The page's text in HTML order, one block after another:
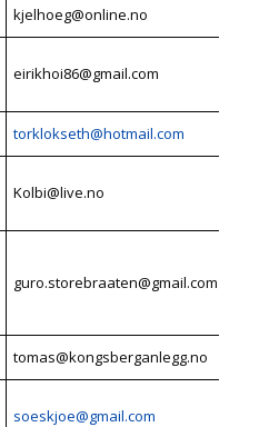
kjelhoeg@online.no
eirikhoi86@gmail.com
torklokseth@hotmail.com
Kolbi@live.no
guro.storebraaten@gmail.com
tomas@kongsberganlegg.no
soeskjoe@gmail.com